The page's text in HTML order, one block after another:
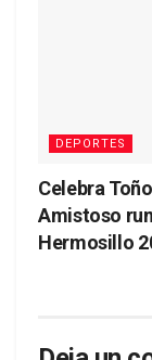
DEPORTES
Celebra
Amistoso
Hermosillo